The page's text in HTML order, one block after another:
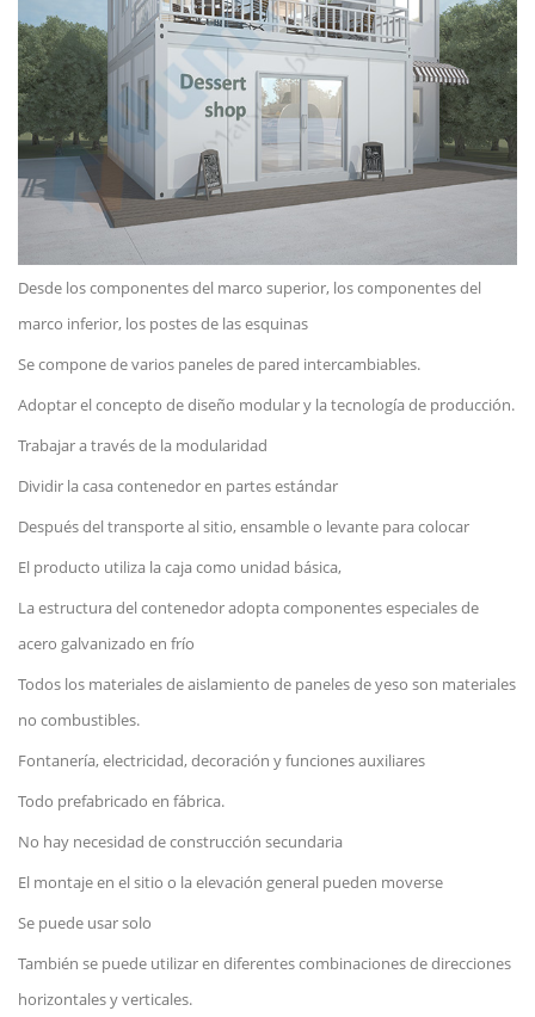
Desde los componentes del marco superior, los componentes del
marco inferior, los postes de las esquinas
Se compone de varios paneles de pared intercambiables.
Adoptar el concepto de diseño modular y la tecnología de producción.
Trabajar a través de la modularidad
Dividir la casa contenedor en partes estándar
Después del transporte al sitio, ensamble o levante para colocar
El producto utiliza la caja como unidad básica,
La estructura del contenedor adopta componentes especiales de
acero galvanizado en frío
Todos los materiales de aislamiento de paneles de yeso son materiales
no combustibles.
Fontanería, electricidad, decoración y funciones auxiliares
Todo prefabricado en fábrica.
No hay necesidad de construcción secundaria
El montaje en el sitio o la elevación general pueden moverse
Se puede usar solo
También se puede utilizar en diferentes combinaciones de direcciones
horizontales y verticales.